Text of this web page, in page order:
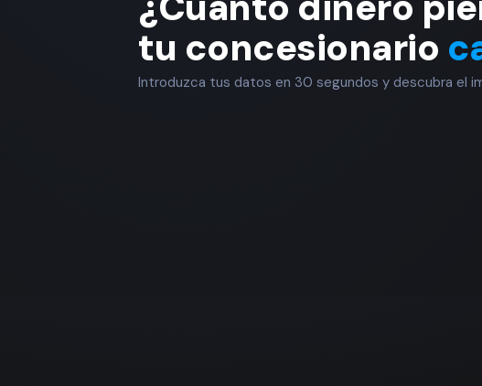
tu concesionario
Introduzca tus datos en 30 segundos y descubra el